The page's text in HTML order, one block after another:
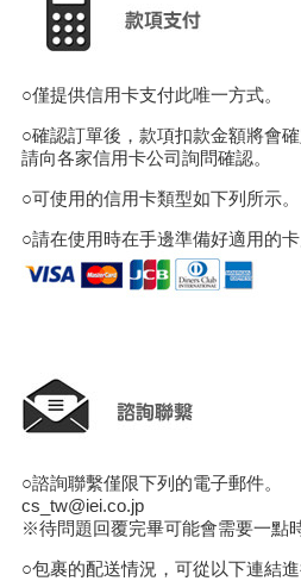
○僅提供信用卡支付此唯一方式。
○確認訂單後，款項扣款金額將會
請向各家信用卡公司詢問確認。
○可使用的信用卡類型如下列所示。
○請在使用時在手邊準備好適用的卡
○諮詢聯繫僅限下列的電子郵件。
cs_tw@iei.co.jp
※待問題回覆完畢可能會需要一點
○包裹的配送情況，可從以下連結進